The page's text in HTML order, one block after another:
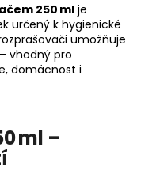
250 ml je
určený k hygienické
umožňuje
vhodný pro
domácnost i
ml –